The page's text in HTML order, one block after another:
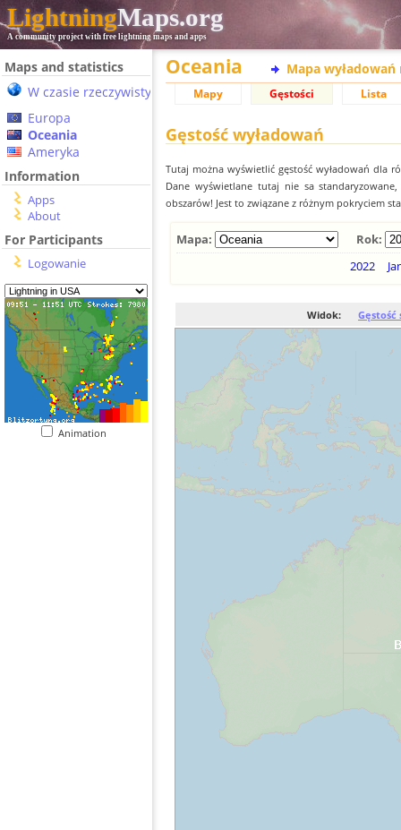
LightningMaps.org
A community project with free lightning maps and apps
Maps and statistics
W czasie rzeczywistym
Europa
Oceania
Ameryka
Information
Apps
About
For Participants
Logowanie
Animation
Oceania Mapa wyładowań
Mapy Gęstości Lista
Gęstość wyładowań
Tutaj można wyświetlić gęstość wyładowań dla
Dane wyświetlane tutaj nie sa
obszarów! Jest to związane z różnym pokryciem
Mapa:
Rok:
2022
Widok: Gęstość